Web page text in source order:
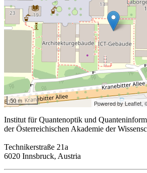
50 m Powered by Leaflet,
Institut für Quantenoptik und
der Österreichischen Akademie der
Technikerstraße 21a
6020 Innsbruck, Austria